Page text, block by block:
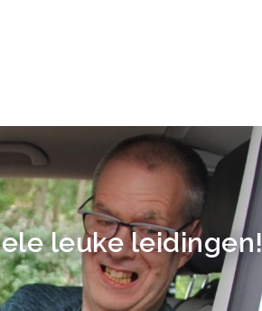
leuke leidingen! "